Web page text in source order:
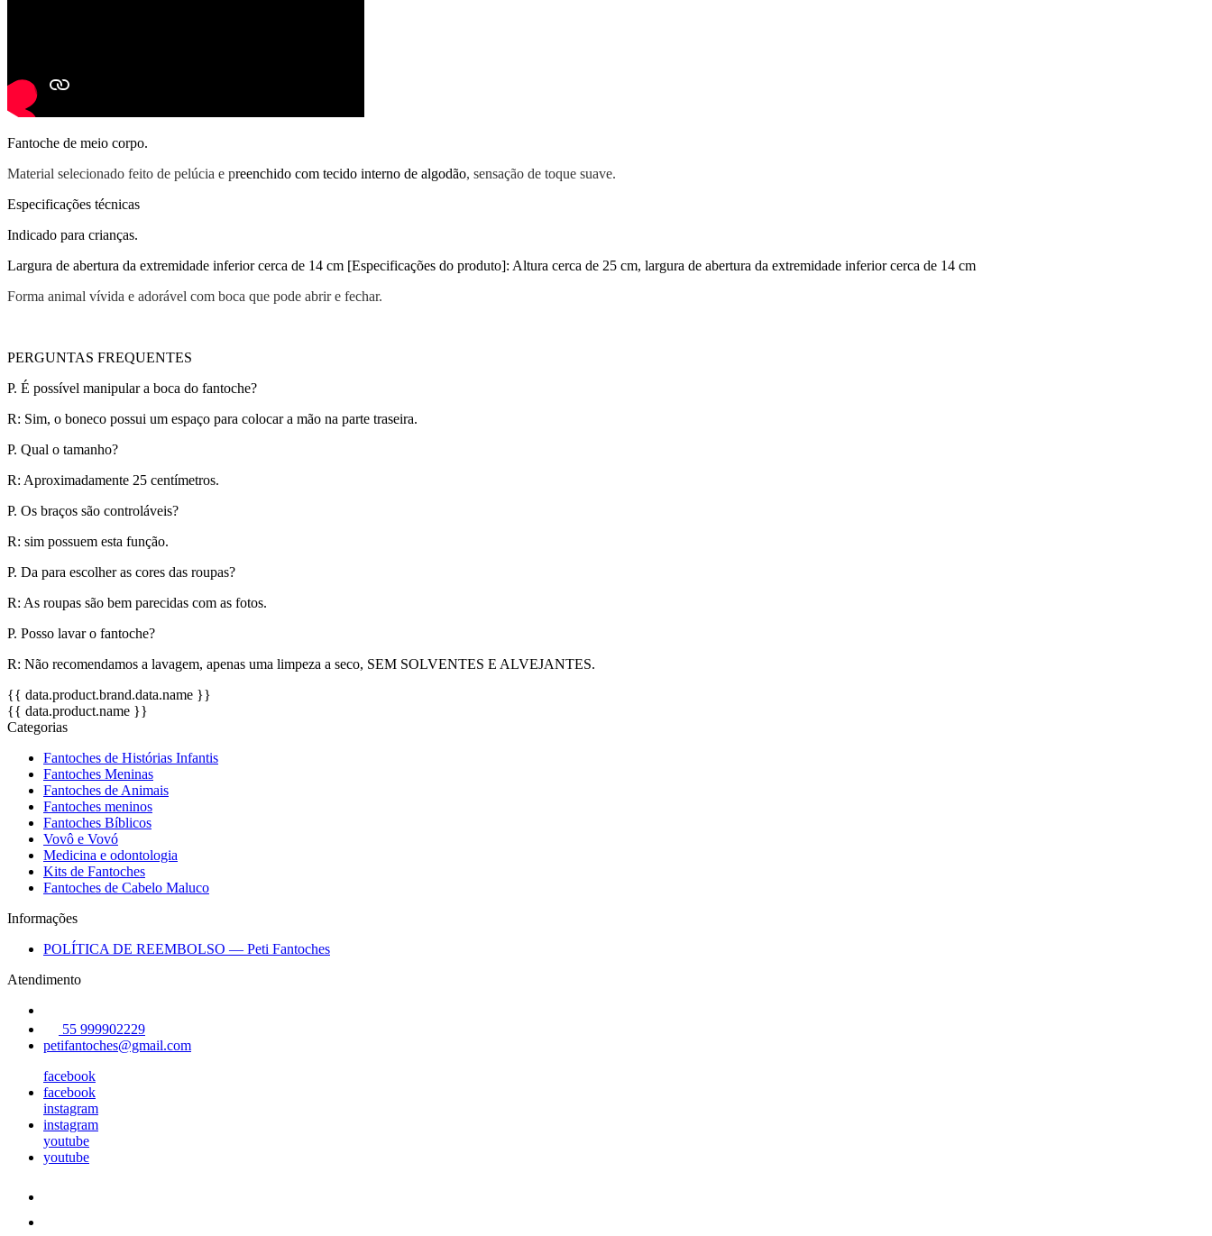
Fantoche de meio corpo.
Material selecionado feito de pelúcia e preenchido com tecido interno de algodão, sensação de toque suave.
Especificações técnicas
Indicado para crianças.
Largura de abertura da extremidade inferior cerca de 14 cm [Especificações do produto]: Altura cerca de 25 cm, largura de abertura da extremidade inferior cerca de 14 cm
Forma animal vívida e adorável com boca que pode abrir e fechar.
PERGUNTAS FREQUENTES
P. É possível manipular a boca do fantoche?
R: Sim, o boneco possui um espaço para colocar a mão na parte traseira.
P. Qual o tamanho?
R: Aproximadamente 25 centímetros.
P. Os braços são controláveis?
R: sim possuem esta função.
P. Da para escolher as cores das roupas?
R: As roupas são bem parecidas com as fotos.
P. Posso lavar o fantoche?
R: Não recomendamos a lavagem, apenas uma limpeza a seco, SEM SOLVENTES E ALVEJANTES.
{{ data.product.brand.data.name }}
{{ data.product.name }}
Categorias
Fantoches de Histórias Infantis
Fantoches Meninas
Fantoches de Animais
Fantoches meninos
Fantoches Bíblicos
Vovô e Vovó
Medicina e odontologia
Kits de Fantoches
Fantoches de Cabelo Maluco
Informações
POLÍTICA DE REEMBOLSO — Peti Fantoches
Atendimento
55 999902229
petifantoches@gmail.com
facebook
facebook
instagram
instagram
youtube
youtube